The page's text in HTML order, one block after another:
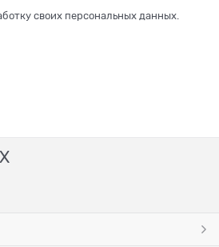
своих персональных данных.